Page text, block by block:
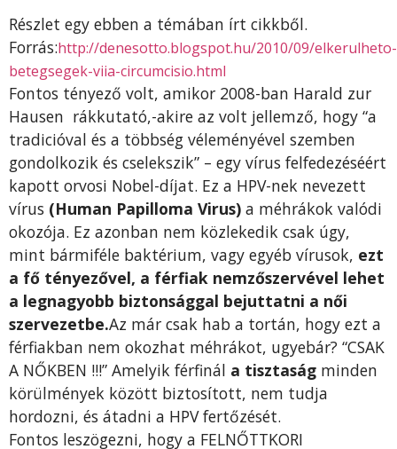
Részlet egy ebben a témában írt cikkből.
Forrás:http://denesotto.blogspot.hu/2010/09/elkerulheto-
betegsegek-viia-circumcisio.html
Fontos tényező volt, amikor 2008-ban Harald zur
Hausen rákkutató,-akire az volt jellemző, hogy “a
tradicióval és a többség véleményével szemben
gondolkozik és cselekszik” – egy vírus felfedezéséért
kapott orvosi Nobel-díjat. Ez a HPV-nek nevezett
vírus (Human Papilloma Virus) a méhrákok valódi
okozója. Ez azonban nem közlekedik csak úgy,
mint bármiféle baktérium, vagy egyéb vírusok, ezt
a fő tényezővel, a férfiak nemzőszervével lehet
a legnagyobb biztonsággal bejuttatni a női
szervezetbe.Az már csak hab a tortán, hogy ezt a
férfiakban nem okozhat méhrákot, ugyebár? “CSAK
A NŐKBEN !!!” Amelyik férfinál a tisztaság minden
körülmények között biztosított, nem tudja
hordozni, és átadni a HPV fertőzését.
Fontos leszögezni, hogy a FELNŐTTKORI